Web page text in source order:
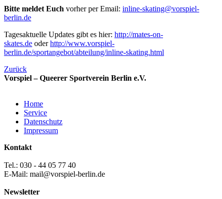
Bitte meldet Euch vorher per Email: inline-skating@vorspiel-
berlin.de
Tagesaktuelle Updates gibt es hier: http://mates-on-
skates.de oderhttp://www.vorspiel-
berlin.de/sportangebot/abteilung/inline-skating.html
Zurück
Vorspiel – Queerer Sportverein Berlin e.V.
Home
Service
Datenschutz
Impressum
Kontakt
Tel.: 030 - 44 05 77 40
E-Mail: mail@vorspiel-berlin.de
Newsletter